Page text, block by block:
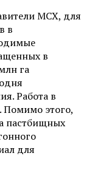
МСХ, для
в
в
га
Работа в
Помимо этого,
пастбищных
для